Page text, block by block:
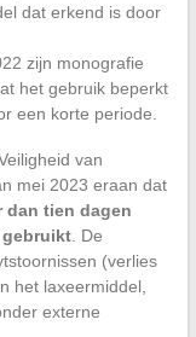
dat erkend is door
zijn monografie
het gebruik beperkt
een korte periode.
van
mei 2023 eraan dat
dan tien dagen
gebruikt. De
(verlies
het laxeermiddel,
externe